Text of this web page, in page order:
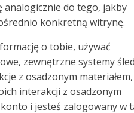
analogicznie do tego, jakby
konkretną witrynę.
o tobie, używać
zewnętrzne systemy
z osadzonym materiałem,
interakcji z osadzonym
i jesteś zalogowany w